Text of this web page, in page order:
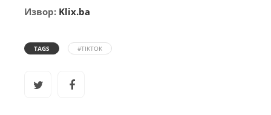
Извор: Klix.ba
TAGS #TIKTOK